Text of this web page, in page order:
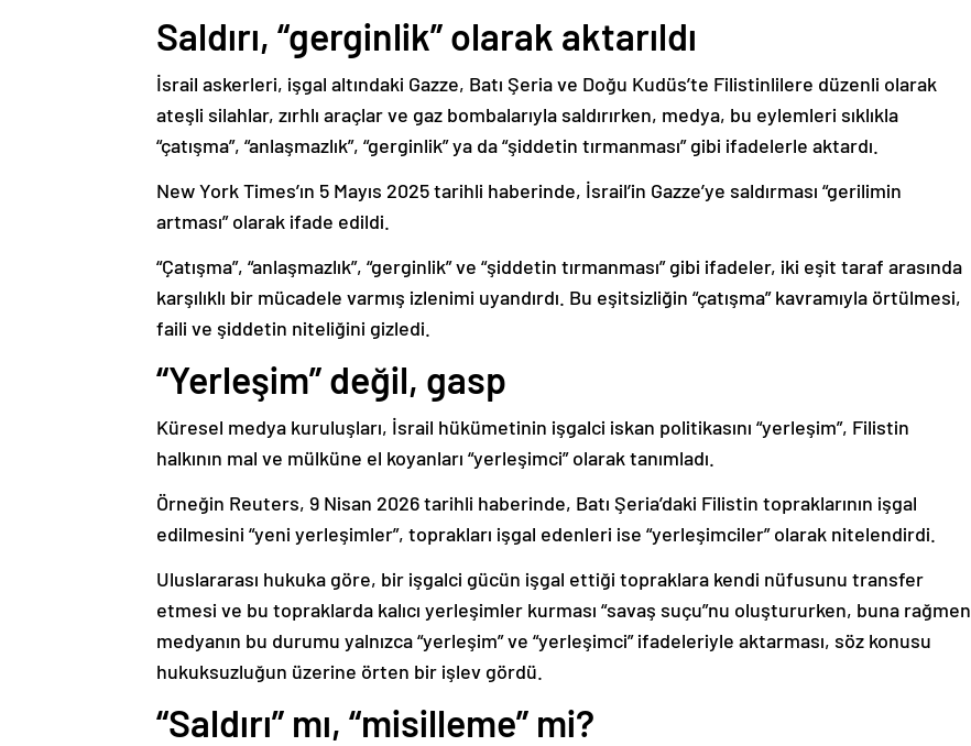
Saldırı, “gerginlik” olarak aktarıldı
İsrail askerleri, işgal altındaki Gazze, Batı Şeria ve Doğu Kudüs’te Filistinlilere düzenli olarak
ateşli silahlar, zırhlı araçlar ve gaz bombalarıyla saldırırken, medya, bu eylemleri sıklıkla
“çatışma”, “anlaşmazlık”, “gerginlik” ya da “şiddetin tırmanması” gibi ifadelerle aktardı.
New York Times’ın 5 Mayıs 2025 tarihli haberinde, İsrail’in Gazze’ye saldırması “gerilimin
artması” olarak ifade edildi.
“Çatışma”, “anlaşmazlık”, “gerginlik” ve “şiddetin tırmanması” gibi ifadeler, iki eşit taraf arasında
karşılıklı bir mücadele varmış izlenimi uyandırdı. Bu eşitsizliğin “çatışma” kavramıyla örtülmesi,
faili ve şiddetin niteliğini gizledi.
“Yerleşim” değil, gasp
Küresel medya kuruluşları, İsrail hükümetinin işgalci iskan politikasını “yerleşim”, Filistin
halkının mal ve mülküne el koyanları “yerleşimci” olarak tanımladı.
Örneğin Reuters, 9 Nisan 2026 tarihli haberinde, Batı Şeria’daki Filistin topraklarının işgal
edilmesini “yeni yerleşimler”, toprakları işgal edenleri ise “yerleşimciler” olarak nitelendirdi.
Uluslararası hukuka göre, bir işgalci gücün işgal ettiği topraklara kendi nüfusunu transfer
etmesi ve bu topraklarda kalıcı yerleşimler kurması “savaş suçu”nu oluştururken, buna rağmen
medyanın bu durumu yalnızca “yerleşim” ve “yerleşimci” ifadeleriyle aktarması, söz konusu
hukuksuzluğun üzerine örten bir işlev gördü.
“Saldırı” mı, “misilleme” mi?